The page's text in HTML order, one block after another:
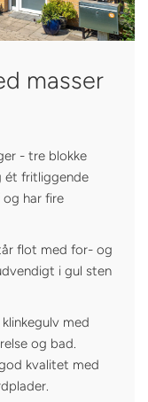
masser
- tre blokke
ét fritliggende
og har fire
flot med for- og
i gul sten
med
og bad.
kvalitet med